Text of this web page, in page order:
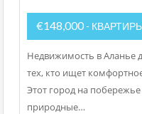
€148,000 -
Недвижимость в Аланье
тех, кто ищет
Этот город на
природные…